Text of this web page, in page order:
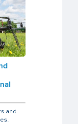
and